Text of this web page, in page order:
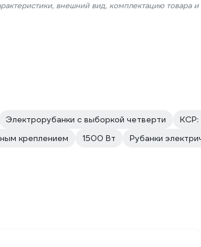
внешний вид, комплектацию товара
Электрорубанки с выборкой четверти КСР:
креплением 1500 Вт Рубанки